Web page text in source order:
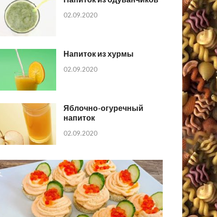
02.09.2020
Напиток из хурмы
02.09.2020
Яблочно-огуречный
напиток
02.09.2020